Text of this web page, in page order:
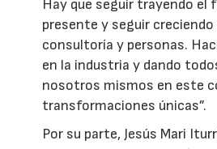
Hay que seguir trayendo el
presente y seguir
consultoría y personas.
en la industria y dando
nosotros mismos en este
transformaciones únicas”.
Por su parte, Jesús Mari